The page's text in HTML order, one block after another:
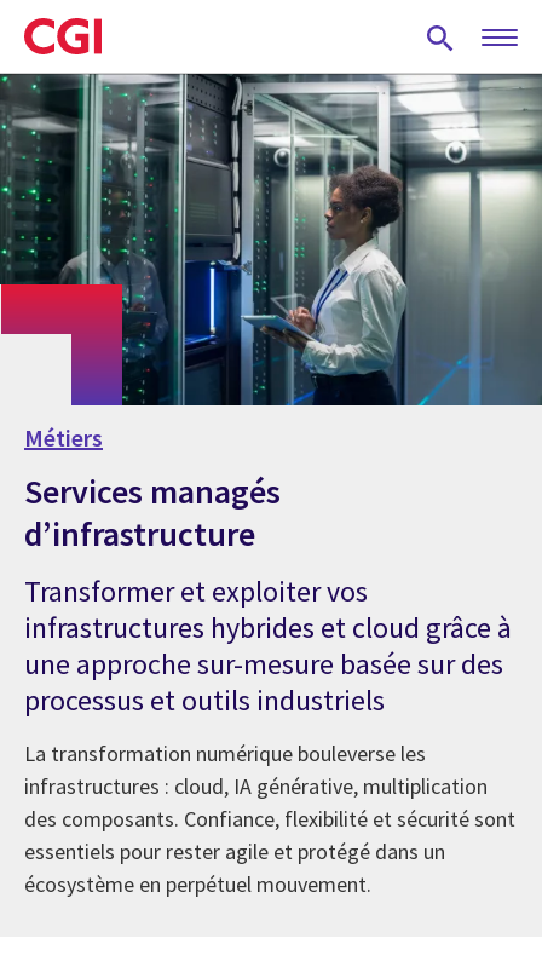
Skip
to
main
content
Métiers
Services managés
d’infrastructure
Transformer et exploiter vos
infrastructures hybrides et cloud grâce à
une approche sur-mesure basée sur des
processus et outils industriels
La transformation numérique bouleverse les
infrastructures : cloud, IA générative, multiplication
des composants. Confiance, flexibilité et sécurité sont
essentiels pour rester agile et protégé dans un
écosystème en perpétuel mouvement.